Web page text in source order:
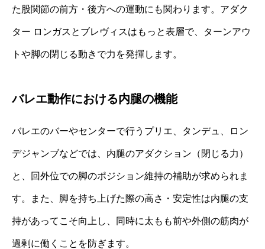
た股関節の前方・後方への運動にも関わります。アダク
ター ロンガスとブレヴィスはもっと表層で、ターンアウ
トや脚の閉じる動きで力を発揮します。
バレエ動作における内腿の機能
バレエのバーやセンターで行うプリエ、タンデュ、ロン
デジャンブなどでは、内腿のアダクション（閉じる力）
と、回外位での脚のポジション維持の補助が求められま
す。また、脚を持ち上げた際の高さ・安定性は内腿の支
持があってこそ向上し、同時に太もも前や外側の筋肉が
過剰に働くことを防ぎます。